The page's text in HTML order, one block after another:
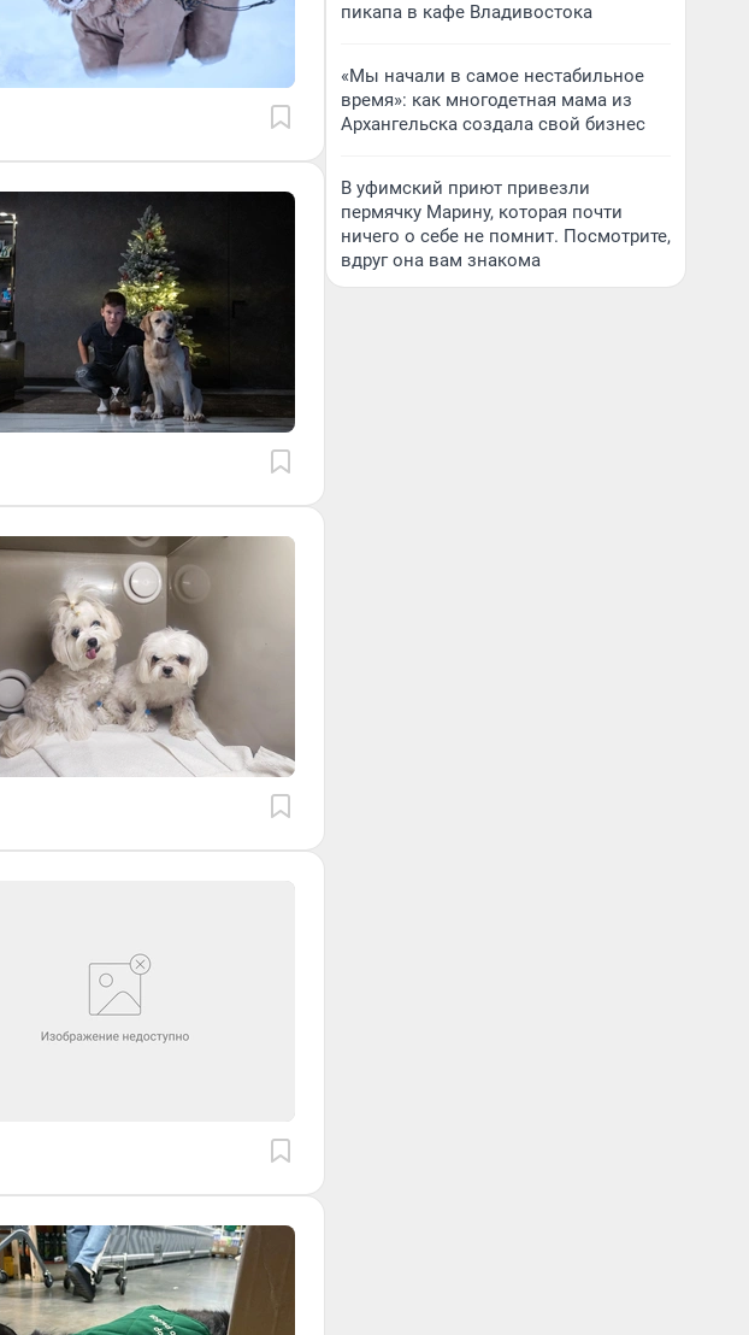
пикапа в кафе Владивостока
«Мы начали в самое нестабильное
время»: как многодетная мама из
Архангельска создала свой бизнес
В уфимский приют привезли
пермячку Марину, которая почти
ничего о себе не помнит. Посмотрите,
вдруг она вам знакома